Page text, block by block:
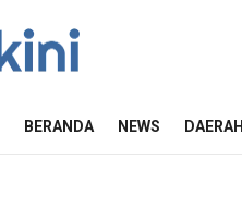
BERANDA NEWS DAERAH